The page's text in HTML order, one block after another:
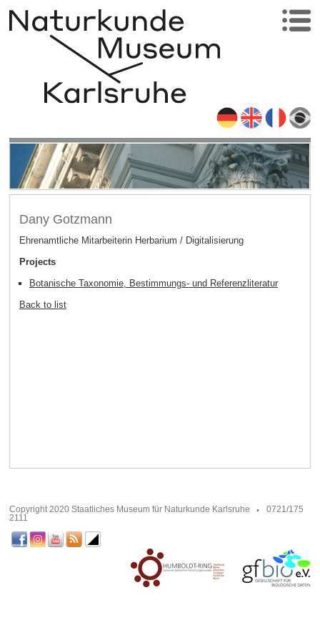
Dany Gotzmann
Ehrenamtliche Mitarbeiterin Herbarium / Digitalisierung
Projects
Botanische Taxonomie, Bestimmungs- und Referenzliteratur
Back to list
Copyright 2020 Staatliches Museum für Naturkunde Karlsruhe
0721/175
2111